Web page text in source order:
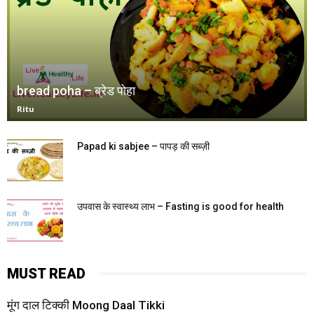
bread poha – ब्रेड पोहा
Ritu
Papad ki sabjee – पापड़ की सब्ज़ी
उपवास के स्वास्थ्य लाभ – Fasting is good for health
MUST READ
मूंग दाल टिक्की Moong Daal Tikki